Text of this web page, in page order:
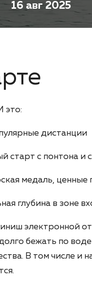
16 авг 2025
это:
дистанции
старт с понтона и
медаль, ценные
глубина в зоне
электронной
бежать по
В том числе и